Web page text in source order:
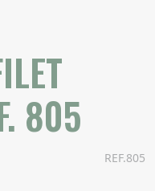
805
REF.805